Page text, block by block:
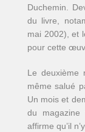
Duchemin.
du livre,
mai 2002), et
pour cette
Le deuxième
même salué
Un mois et
du
affirme qu’il